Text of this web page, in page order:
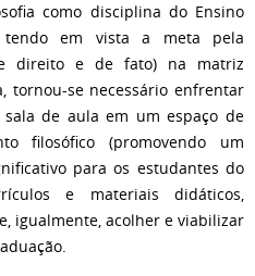
como disciplina do Ensino
em vista a meta pela
direito e de fato) na matriz
tornou-se necessário enfrentar
de aula em um espaço de
filosófico (promovendo um
para os estudantes do
e materiais didáticos,
igualmente, acolher e viabilizar